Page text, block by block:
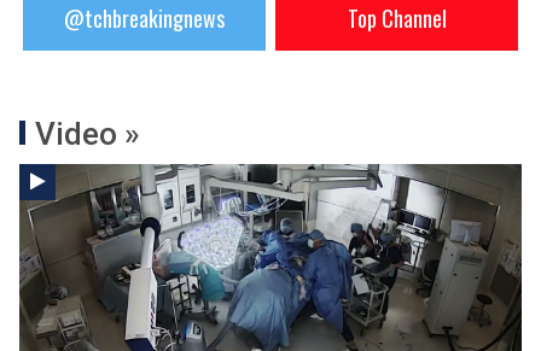
@tchbreakingnews Top Channel
Video »